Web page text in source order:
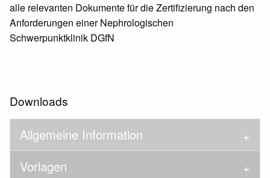
alle relevanten Dokumente für die Zertifizierung nach den
Anforderungen einer Nephrologischen
Schwerpunktklinik DGfN
Downloads
Allgemeine Information
Vorlagen